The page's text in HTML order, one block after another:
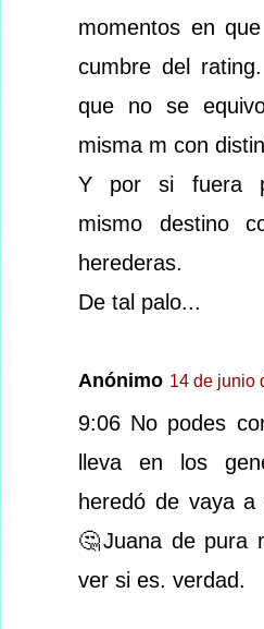
momentos en
cumbre del
que no se
misma m con
Y por si fuera
mismo destino
herederas.
De tal palo...
Anónimo 14 de junio
9:06 No podes
lleva en los
heredó de vaya
🤔Juana de pura
ver si es. verdad.